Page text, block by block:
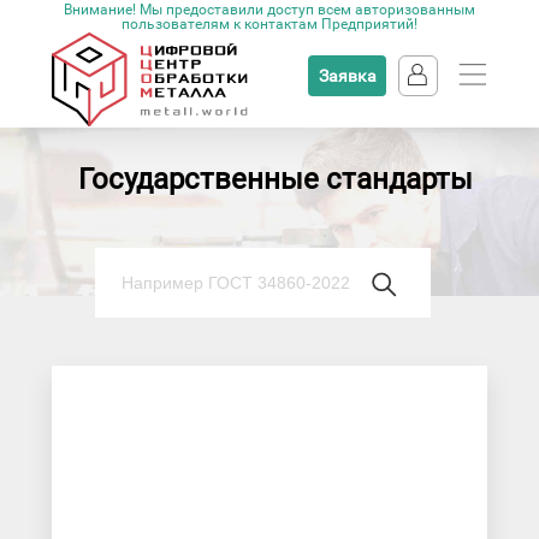
Внимание! Мы предоставили доступ всем авторизованным
пользователям к контактам Предприятий!
Заявка
Государственные стандарты